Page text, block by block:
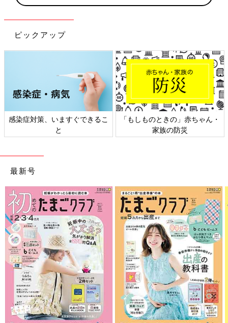
ピックアップ
感染症対策、いますぐできるこ
と
「もしものときの」赤ちゃん・
家族の防災
最新号